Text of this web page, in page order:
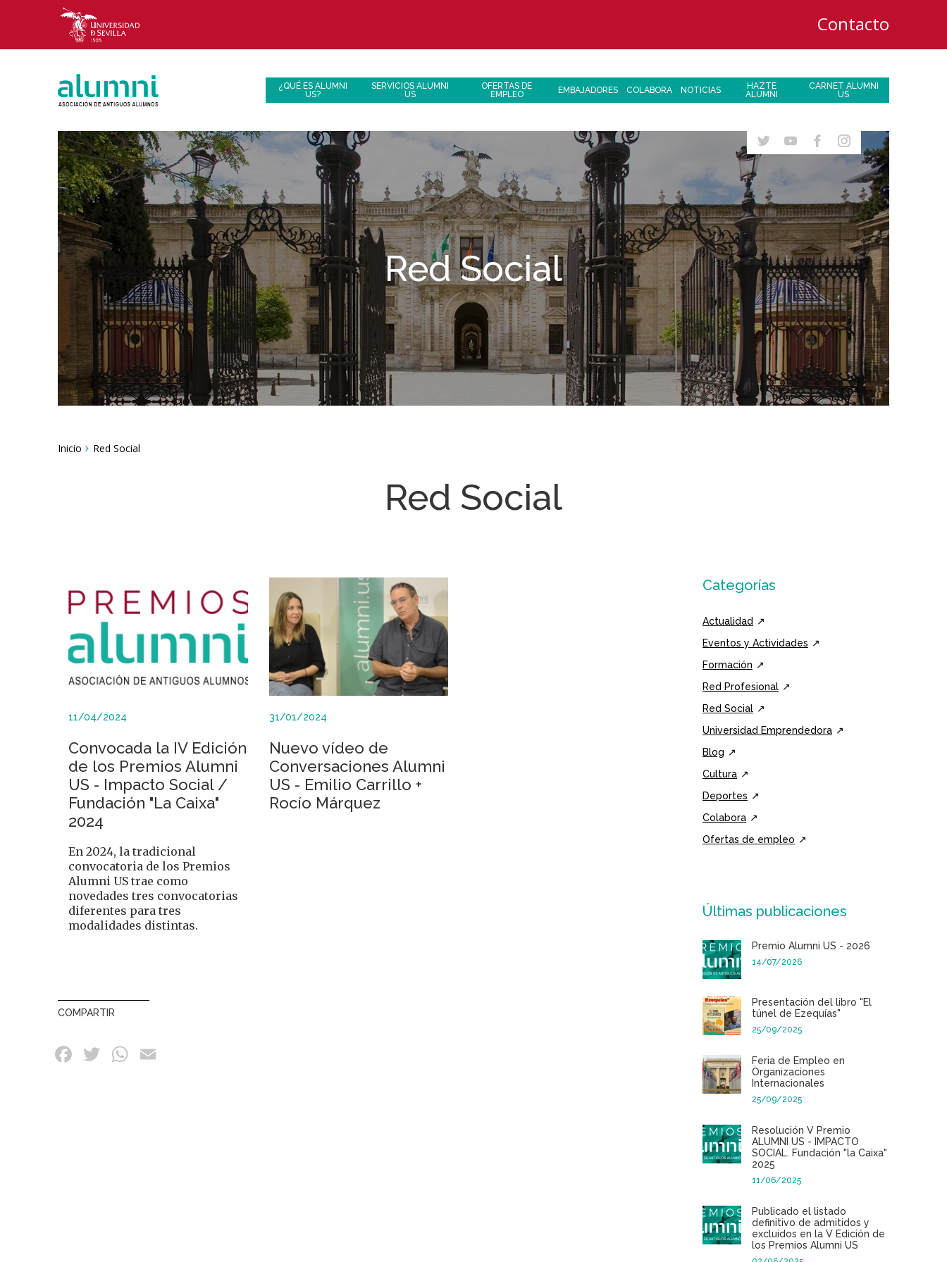
Contacto
¿QUÉ ES ALUMNI
US?
SERVICIOS ALUMNI
US
OFERTAS DE
EMPLEO
EMBAJADORES COLABORA NOTICIAS
HAZTE
ALUMNI
CARNET ALUMNI
US
Red Social
Breadcrumbs
You
Inicio Red Social
Red Social
11/04/2024
Convocada la IV Edición
de los Premios Alumni
US - Impacto Social /
Fundación "La Caixa"
2024
En 2024, la tradicional
convocatoria de los Premios
Alumni US trae como
novedades tres convocatorias
diferentes para tres
modalidades distintas.
31/01/2024
Nuevo vídeo de
Conversaciones Alumni
US - Emilio Carrillo +
Rocío Márquez
COMPARTIR
Categorías
Actualidad
Eventos y Actividades
Formación
Red Profesional
Red Social
Universidad Emprendedora
Blog
Cultura
Deportes
Colabora
Ofertas de empleo
Últimas publicaciones
Premio Alumni US - 2026
14/07/2026
Presentación del libro "El
túnel de Ezequías"
25/09/2025
Feria de Empleo en
Organizaciones
Internacionales
25/09/2025
Resolución V Premio
ALUMNI US - IMPACTO
SOCIAL. Fundación "la Caixa"
2025
11/06/2025
Publicado el listado
definitivo de admitidos y
excluidos en la V Edición de
los Premios Alumni US